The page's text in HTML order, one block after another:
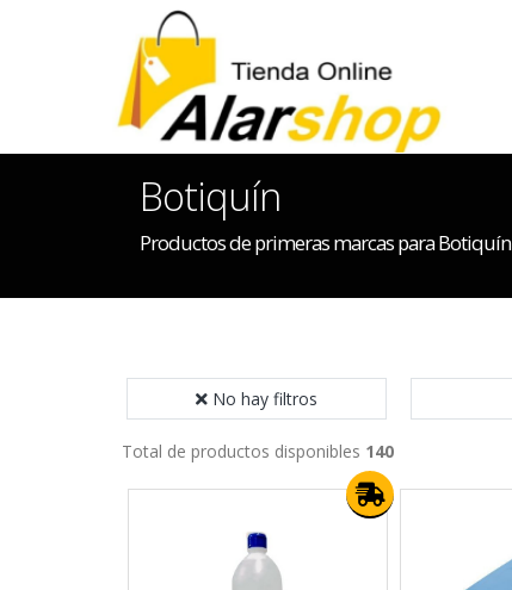
INICIO
Botiquín
Productos de primeras marcas para Botiquín
No hay filtros
Total de productos disponibles 140